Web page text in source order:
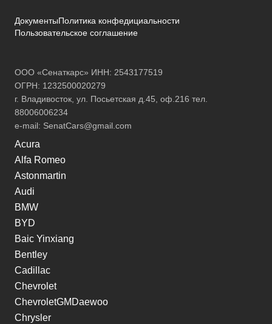
ДокументыПолитика конфедициальности
Пользовательское соглашение
ООО «Сенаткарс» ИНН: 2543177519
ОГРН: 1232500020279
г. Владивосток, ул. Посьетская д.45, оф.216 тел.
88006006234
e-mail: SenatCars@gmail.com
Acura
Alfa Romeo
Astonmartin
Audi
BMW
BYD
Baic Yinxiang
Bentley
Cadillac
Chevrolet
ChevroletGMDaewoo
Chrysler